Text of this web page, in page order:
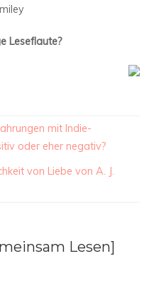
Leseflaute?
mit Indie-
oder eher negativ?
von Liebe von A. J.
Lesen]